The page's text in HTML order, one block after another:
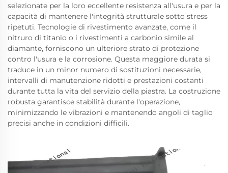
selezionate per la loro eccellente resistenza all'usura e per la
capacità di mantenere l'integrità strutturale sotto stress
ripetuti. Tecnologie di rivestimento avanzate, come il
nitruro di titanio o i rivestimenti a carbonio simile al
diamante, forniscono un ulteriore strato di protezione
contro l'usura e la corrosione. Questa maggiore durata si
traduce in un minor numero di sostituzioni necessarie,
intervalli di manutenzione ridotti e prestazioni costanti
durante tutta la vita del servizio della piastra. La costruzione
robusta garantisce stabilità durante l'operazione,
minimizzando le vibrazioni e mantenendo angoli di taglio
precisi anche in condizioni difficili.